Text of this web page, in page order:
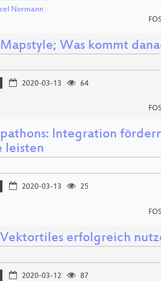
Normann
Was kommt
2020-03-13
64
Integration
leisten
2020-03-13
25
erfolgreich
2020-03-12
87